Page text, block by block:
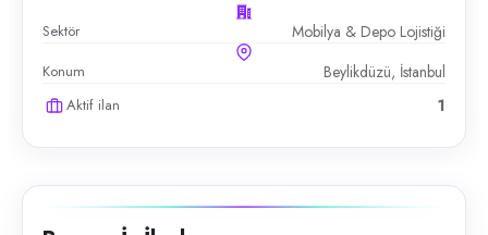
Sektör Mobilya & Depo Lojistiği
Konum Beylikdüzü, İstanbul
Aktif ilan 1